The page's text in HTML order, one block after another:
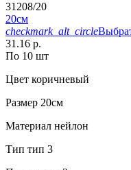
31208/20
20см
checkmark_alt_circle
31.16 р.
По 10 шт
Цвет коричневый
Размер 20см
Материал нейлон
Тип тип 3